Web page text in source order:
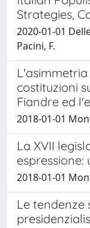
Strategies,
2020-01-01
Pacini, F.
costituzioni
Fiandre ed
2018-01-01
La XVII
2018-01-01
Le tendenze